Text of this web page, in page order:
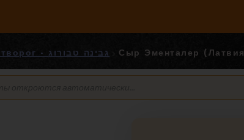
Сыр творог - גבינה טבורוג